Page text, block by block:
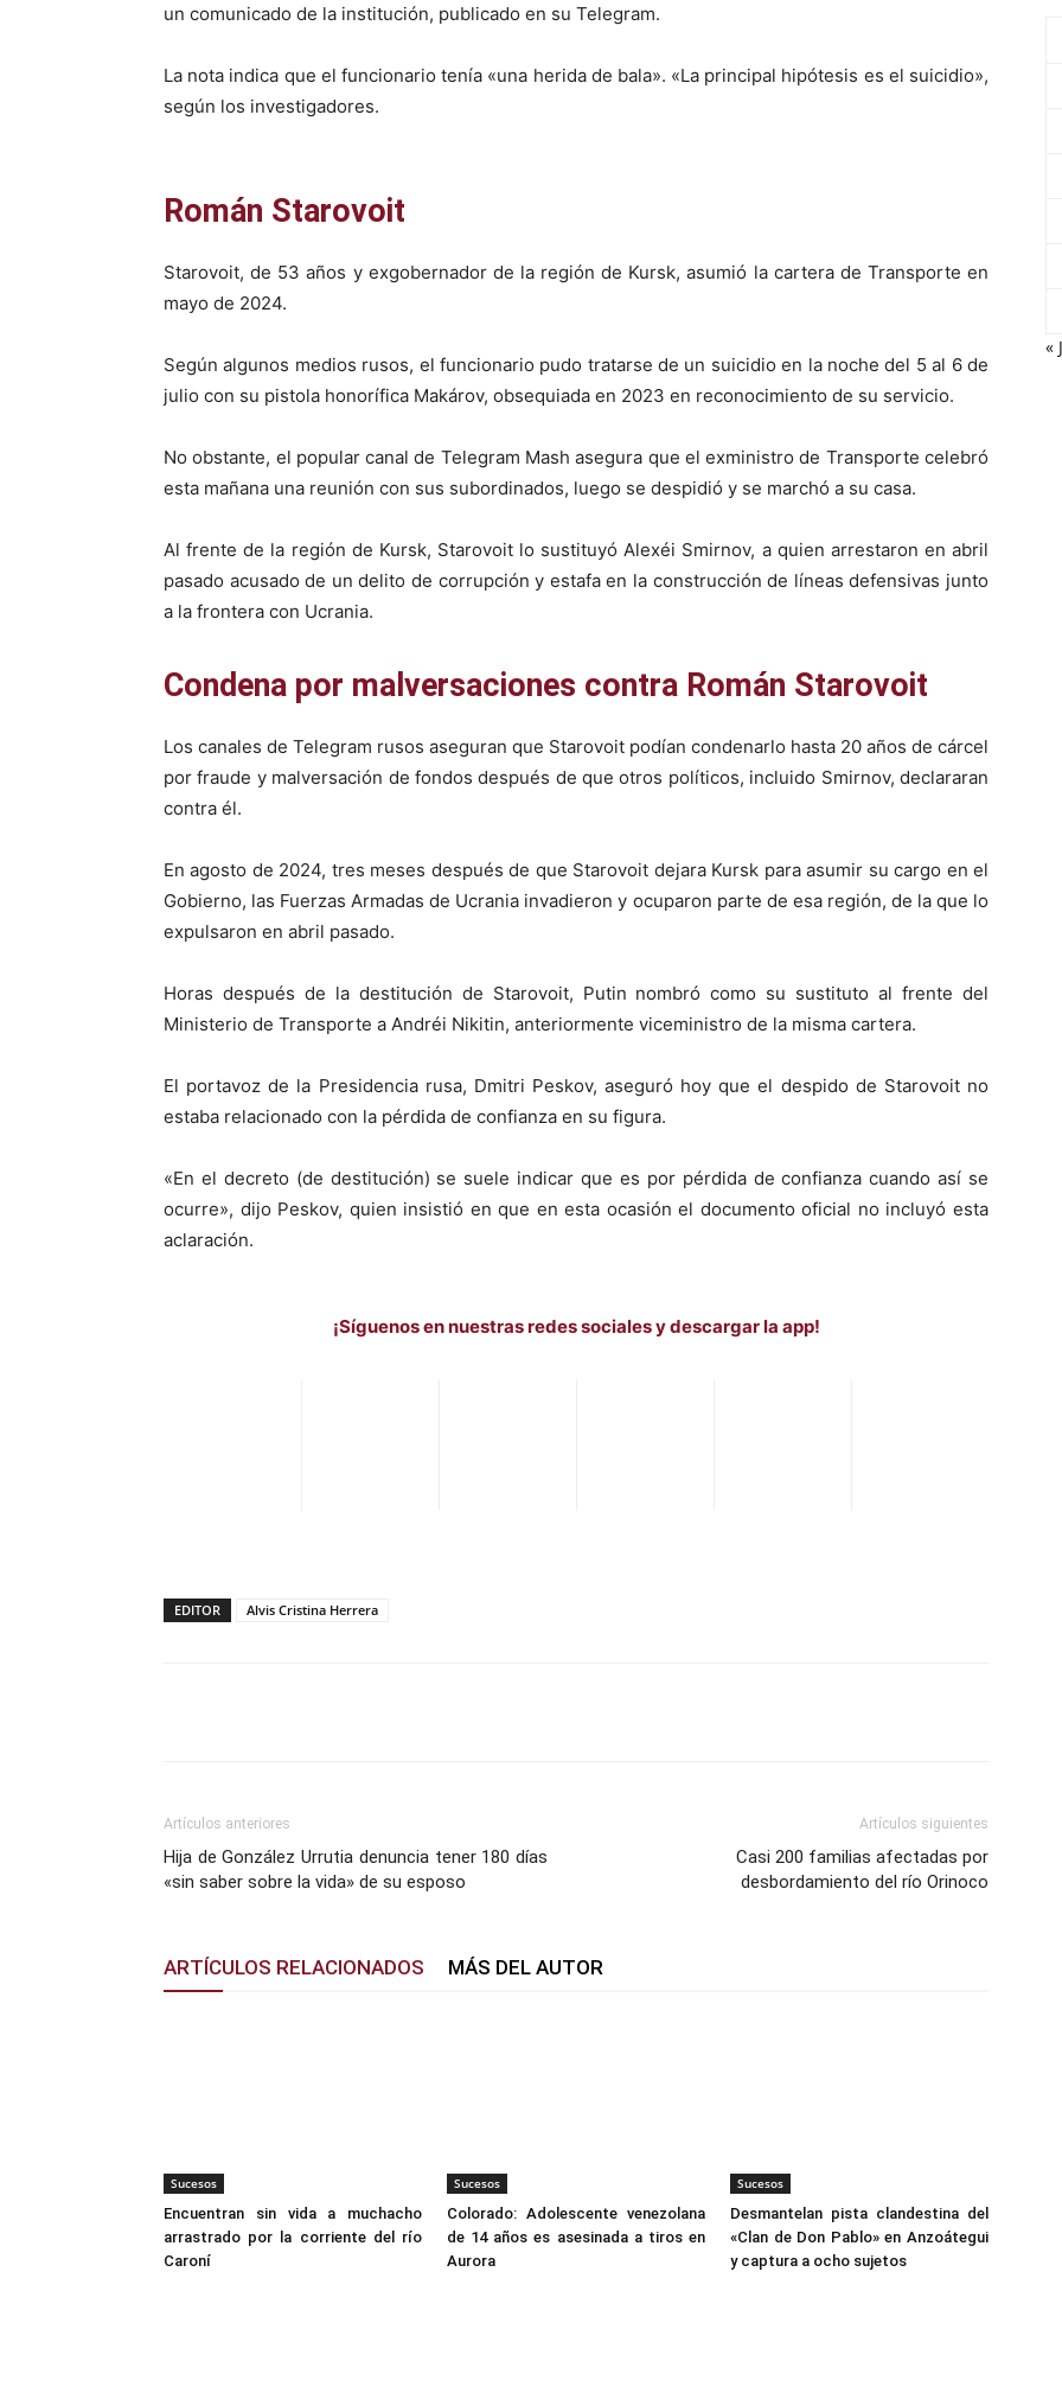
un comunicado de la institución, publicado en su Telegram.
La nota indica que el funcionario tenía «una herida de bala». «La principal hipótesis es el suicidio»,
según los investigadores.
Román Starovoit
Starovoit, de 53 años y exgobernador de la región de Kursk, asumió la cartera de Transporte en
mayo de 2024.
Según algunos medios rusos, el funcionario pudo tratarse de un suicidio en la noche del 5 al 6 de
julio con su pistola honorífica Makárov, obsequiada en 2023 en reconocimiento de su servicio.
No obstante, el popular canal de Telegram Mash asegura que el exministro de Transporte celebró
esta mañana una reunión con sus subordinados, luego se despidió y se marchó a su casa.
Al frente de la región de Kursk, Starovoit lo sustituyó Alexéi Smirnov, a quien arrestaron en abril
pasado acusado de un delito de corrupción y estafa en la construcción de líneas defensivas junto
a la frontera con Ucrania.
Condena por malversaciones contra Román Starovoit
Los canales de Telegram rusos aseguran que Starovoit podían condenarlo hasta 20 años de cárcel
por fraude y malversación de fondos después de que otros políticos, incluido Smirnov, declararan
contra él.
En agosto de 2024, tres meses después de que Starovoit dejara Kursk para asumir su cargo en el
Gobierno, las Fuerzas Armadas de Ucrania invadieron y ocuparon parte de esa región, de la que lo
expulsaron en abril pasado.
Horas después de la destitución de Starovoit, Putin nombró como su sustituto al frente del
Ministerio de Transporte a Andréi Nikitin, anteriormente viceministro de la misma cartera.
El portavoz de la Presidencia rusa, Dmitri Peskov, aseguró hoy que el despido de Starovoit no
estaba relacionado con la pérdida de confianza en su figura.
«En el decreto (de destitución) se suele indicar que es por pérdida de confianza cuando así se
ocurre», dijo Peskov, quien insistió en que en esta ocasión el documento oficial no incluyó esta
aclaración.
¡Síguenos en nuestras redes sociales y descargar la app!
EDITOR Alvis Cristina Herrera
Artículos anteriores
Hija de González Urrutia denuncia tener 180 días
«sin saber sobre la vida» de su esposo
Artículos siguientes
Casi 200 familias afectadas por
desbordamiento del río Orinoco
ARTÍCULOS RELACIONADOS MÁS DEL AUTOR
Sucesos
Encuentran sin vida a muchacho
arrastrado por la corriente del río
Caroní
Sucesos
Colorado: Adolescente venezolana
de 14 años es asesinada a tiros en
Aurora
Sucesos
Desmantelan pista clandestina del
«Clan de Don Pablo» en Anzoátegui
y captura a ocho sujetos
«